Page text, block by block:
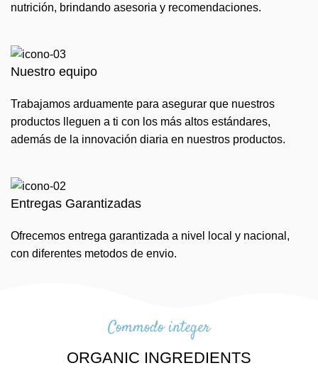
nutrición, brindando asesoria y recomendaciones.
Nuestro equipo
Trabajamos arduamente para asegurar que nuestros
productos lleguen a ti con los más altos estándares,
además de la innovación diaria en nuestros productos.
Entregas Garantizadas
Ofrecemos entrega garantizada a nivel local y nacional,
con diferentes metodos de envio.
Commodo integer
ORGANIC INGREDIENTS